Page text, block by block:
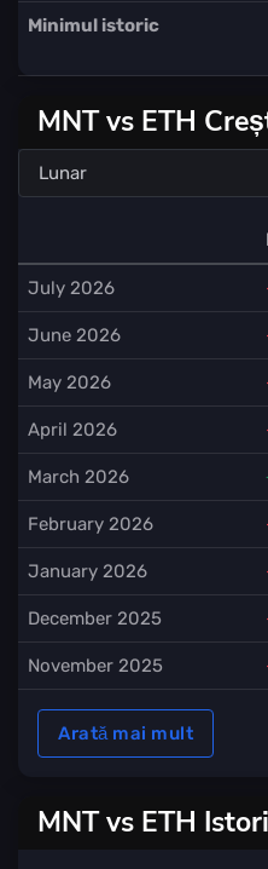
Minimul istoric
MNT vs ETH
July 2026
June 2026
May 2026
April 2026
March 2026
February 2026
January 2026
December 2025
November 2025
Arată mai mult
MNT vs ETH